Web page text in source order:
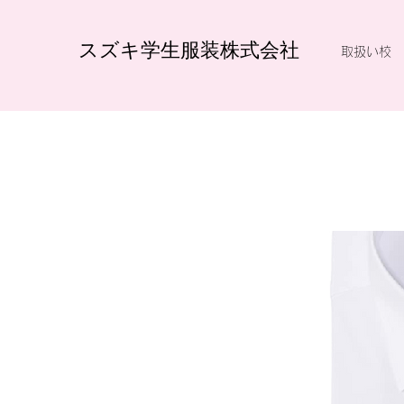
スズキ学生服装株式会社 取扱い校